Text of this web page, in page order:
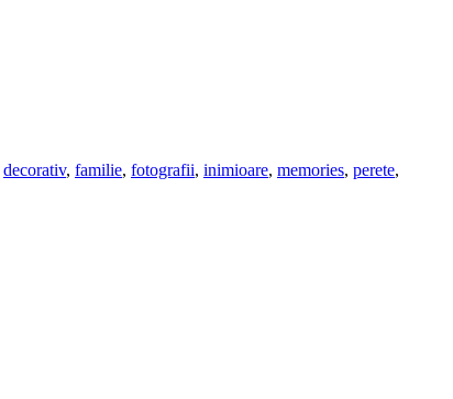
decorativ, familie, fotografii, inimioare, memories, perete,